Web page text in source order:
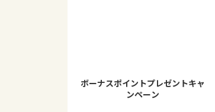
ボーナスポイントプレゼントキャ
ンペーン